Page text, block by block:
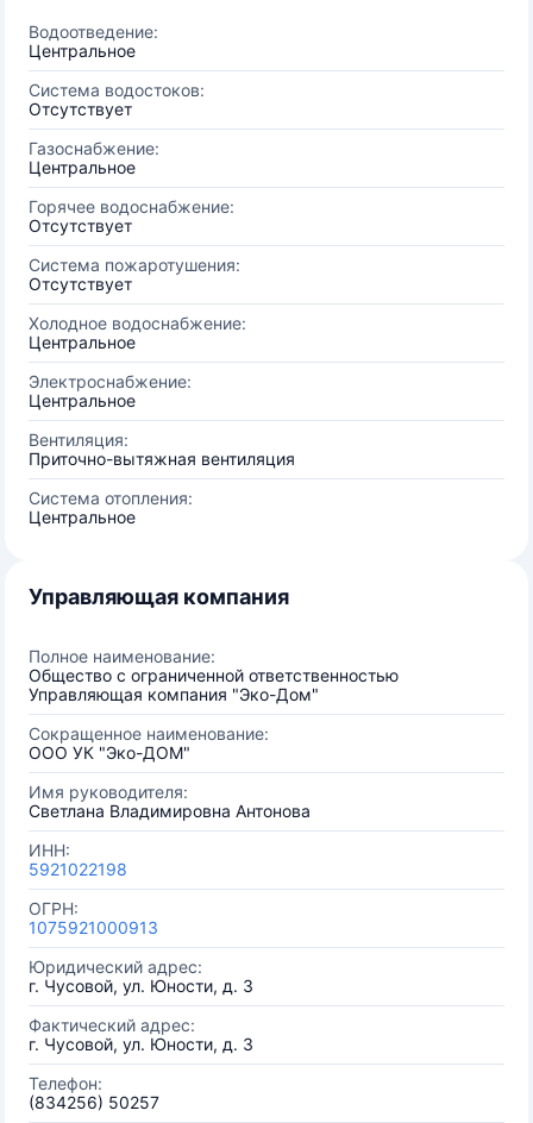
Водоотведение:
Центральное
Система водостоков:
Отсутствует
Газоснабжение:
Центральное
Горячее водоснабжение:
Отсутствует
Система пожаротушения:
Отсутствует
Холодное водоснабжение:
Центральное
Электроснабжение:
Центральное
Вентиляция:
Приточно-вытяжная вентиляция
Система отопления:
Центральное
Управляющая компания
Полное наименование:
Общество с ограниченной ответственностью
Управляющая компания "Эко-Дом"
Сокращенное наименование:
ООО УК "Эко-ДОМ"
Имя руководителя:
Светлана Владимировна Антонова
ИНН:
5921022198
ОГРН:
1075921000913
Юридический адрес:
г. Чусовой, ул. Юности, д. 3
Фактический адрес:
г. Чусовой, ул. Юности, д. 3
Телефон:
(834256) 50257